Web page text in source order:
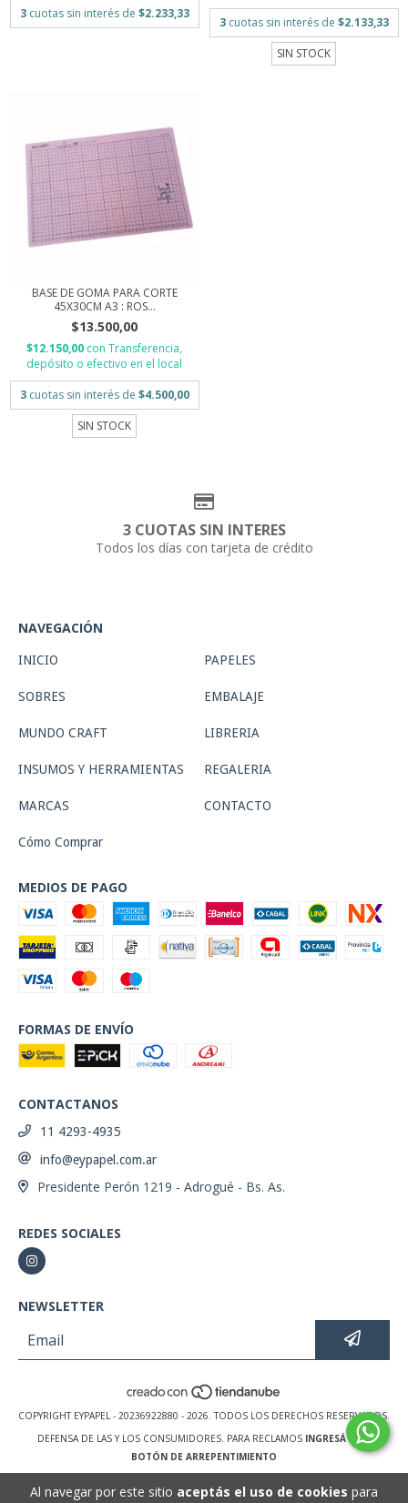
Al navegar por este sitio aceptás el uso de cookies para
3 cuotas sin interés de $2.233,33
3 cuotas sin interés de $2.133,33
SIN STOCK
BASE DE GOMA PARA CORTE
45X30CM A3 : ROS...
$13.500,00
$12.150,00 con Transferencia,
depósito o efectivo en el local
3 cuotas sin interés de $4.500,00
SIN STOCK
3 CUOTAS SIN INTERES
Todos los días con tarjeta de crédito
NAVEGACIÓN
INICIO PAPELES
SOBRES EMBALAJE
MUNDO CRAFT LIBRERIA
INSUMOS Y HERRAMIENTAS REGALERIA
MARCAS CONTACTO
Cómo Comprar
MEDIOS DE PAGO
FORMAS DE ENVÍO
CONTACTANOS
11 4293-4935
info@eypapel.com.ar
Presidente Perón 1219 - Adrogué - Bs. As.
REDES SOCIALES
NEWSLETTER
COPYRIGHT EYPAPEL - 20236922880 - 2026. TODOS LOS DERECHOS RESERVADOS.
DEFENSA DE LAS Y LOS CONSUMIDORES. PARA RECLAMOS INGRESÁ ACÁ.
BOTÓN DE ARREPENTIMIENTO